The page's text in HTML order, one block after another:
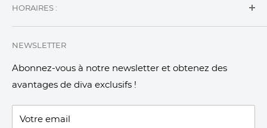
ma.claquette.fourrure@gmail.com
HORAIRES :
Du Lundi au Samedi : 08h - 12h30 / 13h30 - 17h
NEWSLETTER
Abonnez-vous à notre newsletter et obtenez des
avantages de diva exclusifs !
Votre email